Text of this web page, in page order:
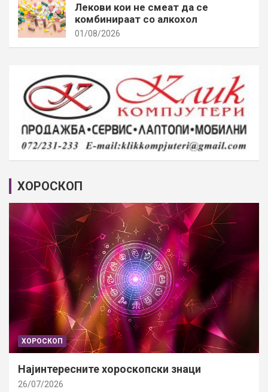
Лекови кои не смеат да се
комбинираат со алкохол
01/08/2026
ХОРОСКОП
ХОРОСКОП
Најинтересните хороскопски знаци
26/07/2026